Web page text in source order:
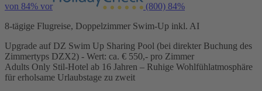
von 84% vor (800) 84%
8-tägige Flugreise, Doppelzimmer Swim-Up inkl. AI
Upgrade auf DZ Swim Up Sharing Pool (bei direkter Buchung des
Zimmertyps DZX2) - Wert: ca. € 550,- pro Zimmer
Adults Only Stil-Hotel ab 16 Jahren – Ruhige Wohlfühlatmosphäre
für erholsame Urlaubstage zu zweit